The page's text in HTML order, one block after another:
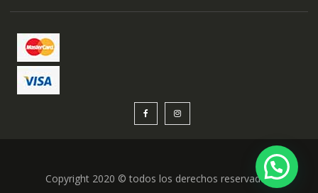
Copyright 2020 © todos los derechos reservados